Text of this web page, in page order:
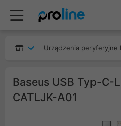
Urządzenia peryferyjne
Baseus USB Typ-C-
CATLJK-A01